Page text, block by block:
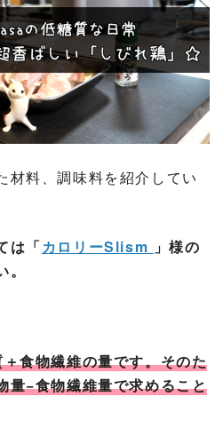
材料、調味料を紹介してい
は「カロリーSlism 」様の
食物繊維の量です。そのた
量−食物繊維量で求めること